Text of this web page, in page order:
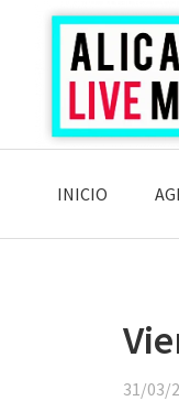
Saltar
navegación
principal
Saltar
contenido
principal
Saltar
lateral
principalINICIO
31/03/